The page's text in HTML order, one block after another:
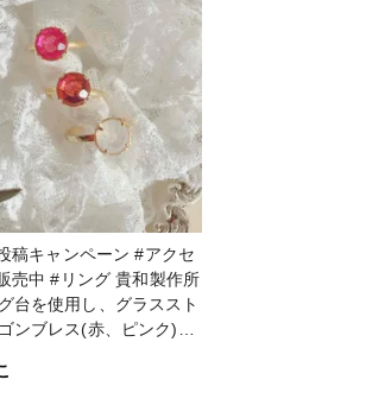
ャンペーン #アクセ
台を使用し、グラススト
ンブレス(赤、ピンク)、
ールのリングを制作しま